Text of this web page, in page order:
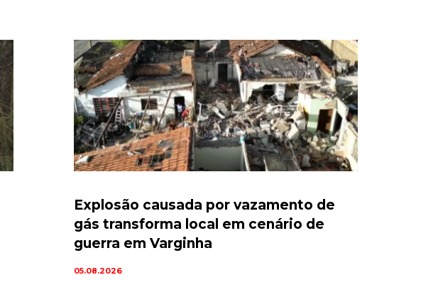
Explosão causada por vazamento de
gás transforma local em cenário de
guerra em Varginha
05.08.2026